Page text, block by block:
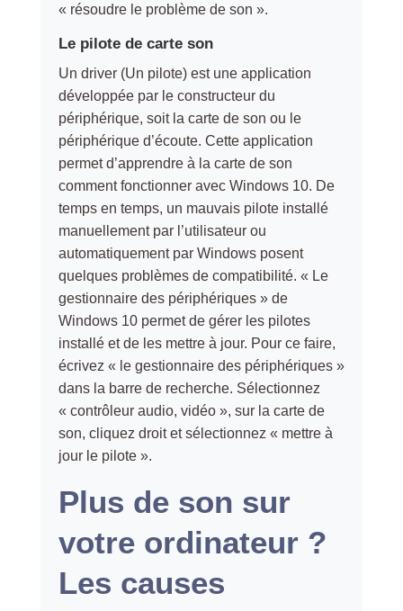
« résoudre le problème de son ».
Le pilote de carte son
Un driver (Un pilote) est une application
développée par le constructeur du
périphérique, soit la carte de son ou le
périphérique d’écoute. Cette application
permet d’apprendre à la carte de son
comment fonctionner avec Windows 10. De
temps en temps, un mauvais pilote installé
manuellement par l’utilisateur ou
automatiquement par Windows posent
quelques problèmes de compatibilité. « Le
gestionnaire des périphériques » de
Windows 10 permet de gérer les pilotes
installé et de les mettre à jour. Pour ce faire,
écrivez « le gestionnaire des périphériques »
dans la barre de recherche. Sélectionnez
« contrôleur audio, vidéo », sur la carte de
son, cliquez droit et sélectionnez « mettre à
jour le pilote ».
Plus de son sur
votre ordinateur ?
Les causes